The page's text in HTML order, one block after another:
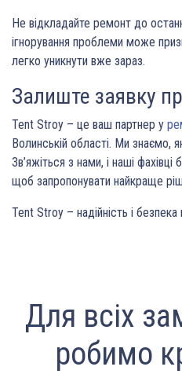
Не відкладайте ремонт до
ігнорування проблеми може
легко уникнути вже зараз.
Залиште заявку
Tent Stroy – це ваш партнер у
Волинській області. Ми знаємо,
Зв’яжіться з нами, і наші
щоб запропонувати найкраще
Tent Stroy – надійність і безпека
Для всіх
робимо